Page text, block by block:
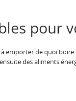
pour
à emporter de quoi
des aliments